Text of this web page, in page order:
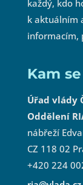
každý, kdo
k aktuálním
informacím,
Kam
Úřad vlády
Oddělení
nábřeží
CZ 118 02
+420 224